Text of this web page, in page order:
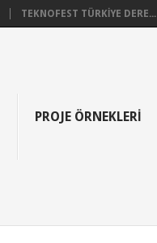
TEKNOFEST TÜRKİYE DERE...
PROJE ÖRNEKLERI